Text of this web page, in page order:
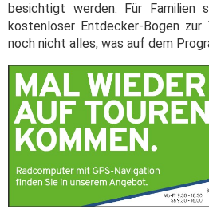
besichtigt werden. Für Familien
kostenloser Entdecker-Bogen
noch nicht alles, was auf dem